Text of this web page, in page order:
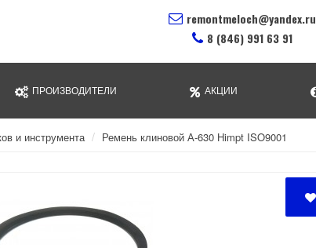
remontmeloch@yandex.ru
8 (846) 991 63 91
ПРОИЗВОДИТЕЛИ АКЦИИ
и инструмента Ремень клиновой А-630 Himpt ISO9001